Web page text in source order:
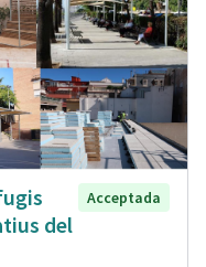
del
Acceptada